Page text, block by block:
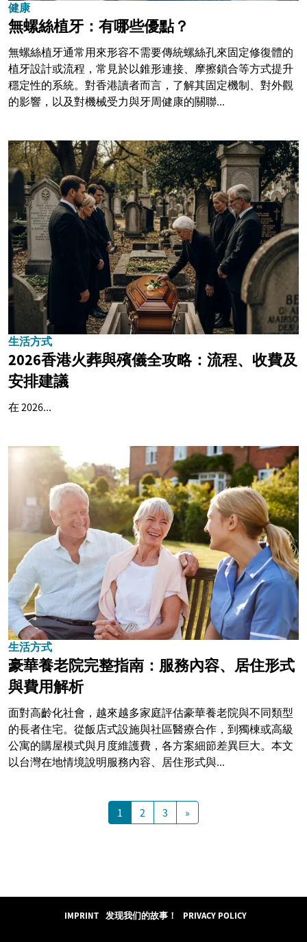
健康
無螺絲植牙：有哪些優點？
無螺絲植牙通常用來形容不需要傳統螺絲孔來固定修復體的
植牙設計或流程，常見於以錐形連接、摩擦鎖合等方式提升
穩定性的系統。對香港讀者而言，了解其固定機制、對外觀
的影響，以及對機械受力與牙周健康的關聯...
生活方式
2026香港火葬與殯儀全攻略：流程、收費及
安排建議
在 2026...
生活方式
豪華養老院完整指南：服務內容、居住形式
與費用解析
面對高齡化社會，越來越多家庭評估豪華養老院與不同類型
的長者住宅。從飯店式設施與社區醫療合作，到獨棟或高級
公寓的購屋模式與月度維護費，各方案細節差異巨大。本文
以台灣在地情境說明服務內容、居住形式與...
1 2 3 »
IMPRINT 发现我们的故事！ PRIVACY POLICY